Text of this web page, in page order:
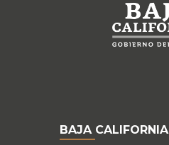
BAJA CALIFORNIA